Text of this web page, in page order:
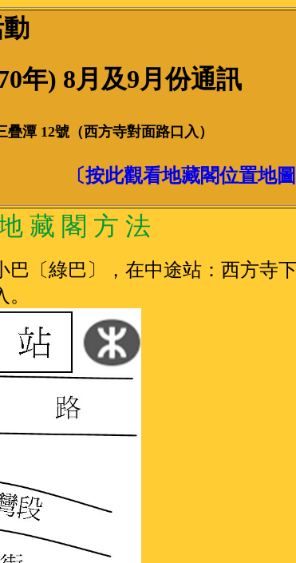
年) 8月及9月份通訊
潭 12號（西方寺對面路口入）
〔按此觀看地藏閣位置地
藏 閣 方 法
巴〔綠巴〕，在中途站：西方寺